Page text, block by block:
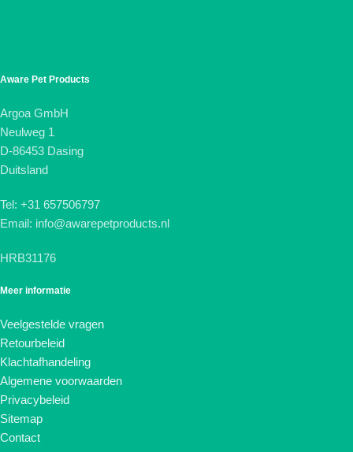
Aware Pet Products
Argoa GmbH
Neulweg 1
D-86453 Dasing
Duitsland
Tel: +31 657506797
Email: info@awarepetproducts.nl
HRB31176
Meer informatie
Veelgestelde vragen
Retourbeleid
Klachtafhandeling
Algemene voorwaarden
Privacybeleid
Sitemap
Contact